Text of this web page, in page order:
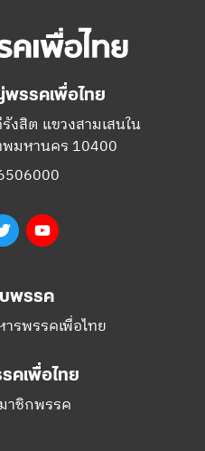
รรคเพื่อไทย
งสิต แขวงสามเสนใน
พมหานคร 10400
Twitter
พรรค
รพรรคเพื่อไทย
คเพื่อไทย
าชิกพรรค